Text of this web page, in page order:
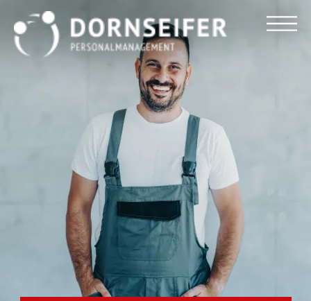
Für Arbeitnehmer
Für Unternehmen
Dornseifer DNA
Referenzen
Stellenmarkt
Blog